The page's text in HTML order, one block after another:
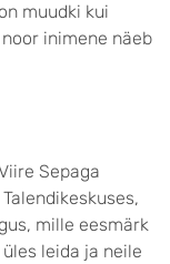
muudki kui
inimene näeb
Sepaga
mille eesmärk
leida ja neile